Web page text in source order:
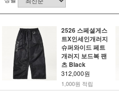
2526 스페셜게스
트X인세인개러지
슈퍼와이드 페트
개러지 보드복 팬
츠 Black
312,000원
1,000원 적립